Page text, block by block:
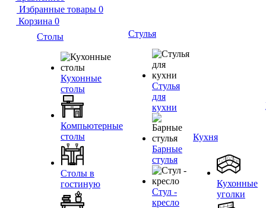
Избранные товары 0
Корзина 0
Столы
Кухонные
столы
Компьютерные
столы
Столы в
гостиную
Стулья
Стулья
для
кухни
Барные
стулья
Стул -
кресло
Кухня
Кухонные
уголки